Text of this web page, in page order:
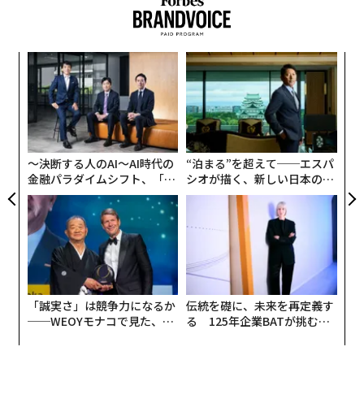
〜決断する人のAI〜AI時代の
金融パラダイムシフト、「超
個別化」の核心 【MUFG×ウ
ェルスナビ×PwC】
“泊まる”を超えて──エスパ
シオが描く、新しい日本のラ
グジュアリー（前編）
「誠実さ」は競争力になるか
──WEOYモナコで見た、く
伝統を礎に、未来を再定義す
る 125年企業BATが挑むス